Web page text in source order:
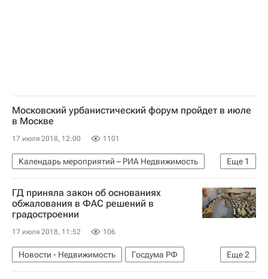
Московский урбанистический форум пройдет в июле
в Москве
17 июля 2018, 12:00 1101
Еще 1
Календарь мероприятий – РИА Недвижимость
Полезное
ГД приняла закон об основаниях
обжалования в ФАС решений в
градостроении
17 июля 2018, 11:52 106
Еще2
Новости - Недвижимость
Госдума РФ
Законодательство
Россия